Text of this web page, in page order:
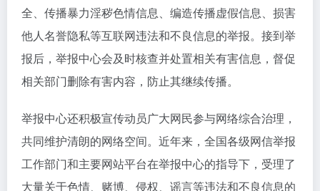
全、传播暴力淫秽色情信息、编造传播虚假信息、损害
他人名誉隐私等互联网违法和不良信息的举报。接到举
报后，举报中心会及时核查并处置相关有害信息，督促
相关部门删除有害内容，防止其继续传播。
举报中心还积极宣传动员广大网民参与网络综合治理，
共同维护清朗的网络空间。近年来，全国各级网信举报
工作部门和主要网站平台在举报中心的指导下，受理了
大量关于色情、赌博、侵权、谣言等违法和不良信息的